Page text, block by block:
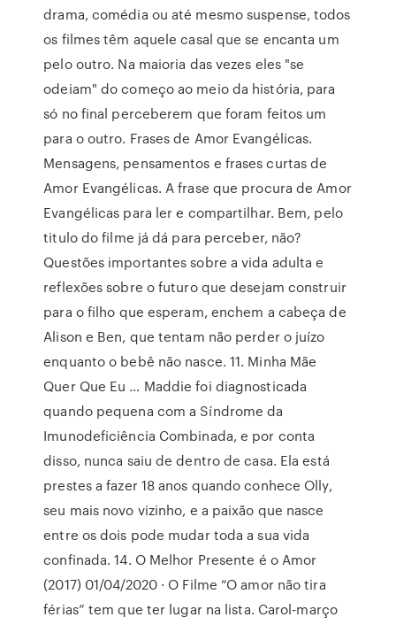
drama, comédia ou até mesmo suspense, todos
os filmes têm aquele casal que se encanta um
pelo outro. Na maioria das vezes eles "se
odeiam" do começo ao meio da história, para
só no final perceberem que foram feitos um
para o outro. Frases de Amor Evangélicas.
Mensagens, pensamentos e frases curtas de
Amor Evangélicas. A frase que procura de Amor
Evangélicas para ler e compartilhar. Bem, pelo
titulo do filme já dá para perceber, não?
Questões importantes sobre a vida adulta e
reflexões sobre o futuro que desejam construir
para o filho que esperam, enchem a cabeça de
Alison e Ben, que tentam não perder o juízo
enquanto o bebê não nasce. 11. Minha Mãe
Quer Que Eu … Maddie foi diagnosticada
quando pequena com a Síndrome da
Imunodeficiência Combinada, e por conta
disso, nunca saiu de dentro de casa. Ela está
prestes a fazer 18 anos quando conhece Olly,
seu mais novo vizinho, e a paixão que nasce
entre os dois pode mudar toda a sua vida
confinada. 14. O Melhor Presente é o Amor
(2017) 01/04/2020 · O Filme “O amor não tira
férias” tem que ter lugar na lista. Carol-março